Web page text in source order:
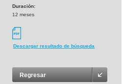
Duración:
12 meses
Descargar resultado de búsqueda
Regresar